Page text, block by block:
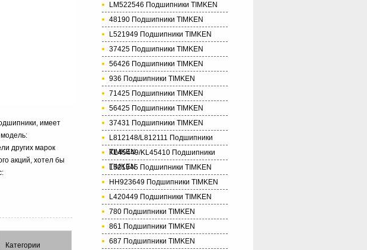
имеет
других марок
акций, хотел бы
Категории
LM522546 Подшипники TIMKEN
48190 Подшипники TIMKEN
L521949 Подшипники TIMKEN
37425 Подшипники TIMKEN
56426 Подшипники TIMKEN
936 Подшипники TIMKEN
71425 Подшипники TIMKEN
56425 Подшипники TIMKEN
37431 Подшипники TIMKEN
L812148/L812111 Подшипники
TIMKEN
KL45449/KL45410 Подшипники
TIMKEN
L521945 Подшипники TIMKEN
HH923649 Подшипники TIMKEN
L420449 Подшипники TIMKEN
780 Подшипники TIMKEN
861 Подшипники TIMKEN
687 Подшипники TIMKEN